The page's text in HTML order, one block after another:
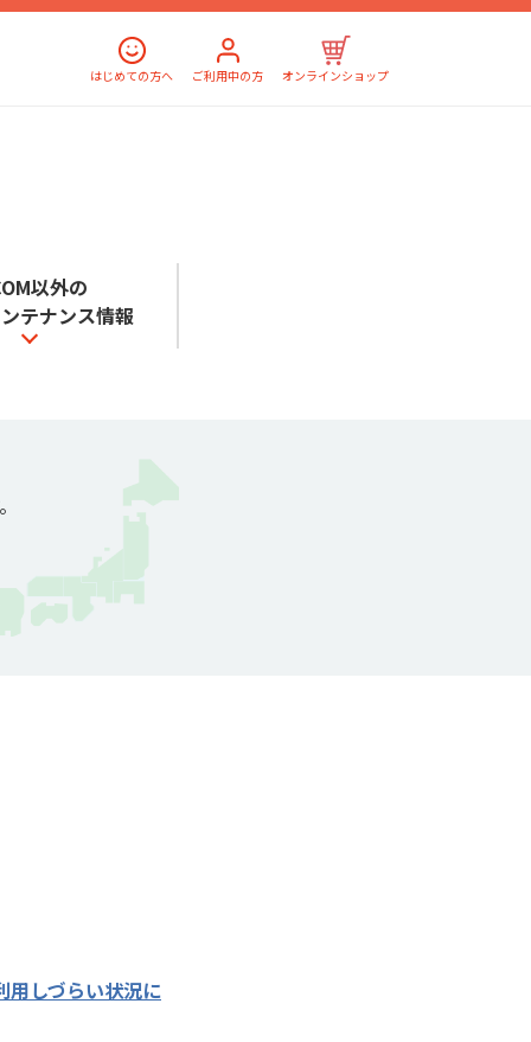
はじめての方へ ご利用中の方 オンラインショップ
以外の
テナンス情報
用しづらい状況に